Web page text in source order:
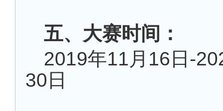
五、大赛时间：
2019年11 月 16 日 -
30 日